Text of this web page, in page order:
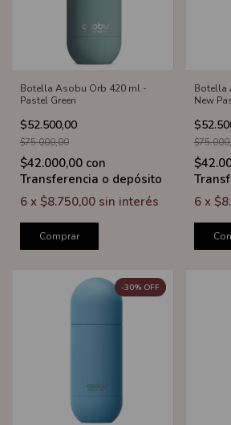
Botella Asobu Orb 420 ml -
Pastel Green
$52.500,00
$75.000,00
$42.000,00 con
Transferencia o depósito
6 x $8.750,00 sin interés
Comprar
Botella
New
6 x
-30% OFF